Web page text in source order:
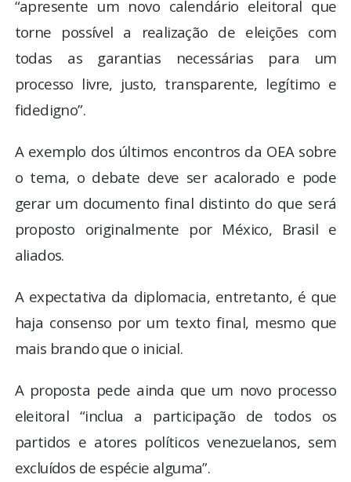
“apresente um novo calendário eleitoral que
torne possível a realização de eleições com
todas as garantias necessárias para um
processo livre, justo, transparente, legítimo e
fidedigno”.
A exemplo dos últimos encontros da OEA sobre
o tema, o debate deve ser acalorado e pode
gerar um documento final distinto do que será
proposto originalmente por México, Brasil e
aliados.
A expectativa da diplomacia, entretanto, é que
haja consenso por um texto final, mesmo que
mais brando que o inicial.
A proposta pede ainda que um novo processo
eleitoral “inclua a participação de todos os
partidos e atores políticos venezuelanos, sem
excluídos de espécie alguma”.